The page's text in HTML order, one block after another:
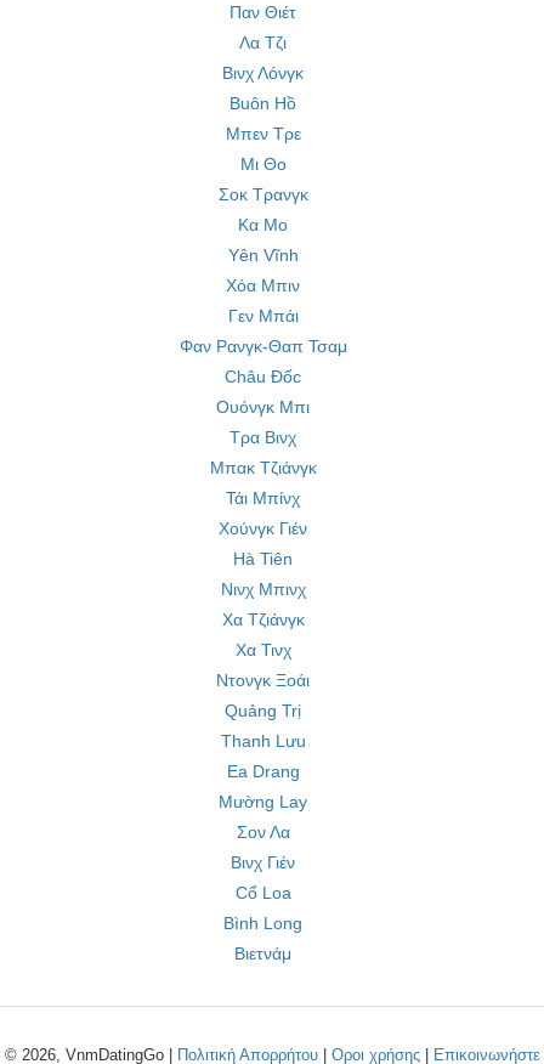
Παν Θιέτ
Λα Τζι
Βινχ Λόνγκ
Buôn Hồ
Μπεν Τρε
Μι Θο
Σοκ Τρανγκ
Κα Μο
Yên Vĩnh
Χόα Μπιν
Γεν Μπάι
Φαν Ρανγκ-Θαπ Τσαμ
Châu Đốc
Ουόνγκ Μπι
Τρα Βινχ
Μπακ Τζιάνγκ
Τάι Μπίνχ
Χούνγκ Γιέν
Hà Tiên
Νινχ Μπινχ
Χα Τζιάνγκ
Χα Τινχ
Ντονγκ Ξοάι
Quảng Trị
Thanh Lưu
Ea Drang
Mường Lay
Σον Λα
Βινχ Γιέν
Cổ Loa
Bình Long
Βιετνάμ
© 2026, VnmDatingGo | Πολιτική Απορρήτου| Οροι χρήσης| Επικοινωνήστε